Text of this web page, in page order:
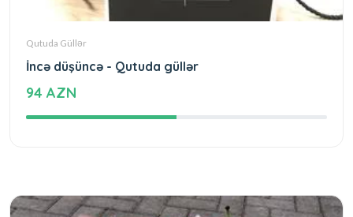
Qutuda Güllər
İncə düşüncə - Qutuda güllər
94 AZN